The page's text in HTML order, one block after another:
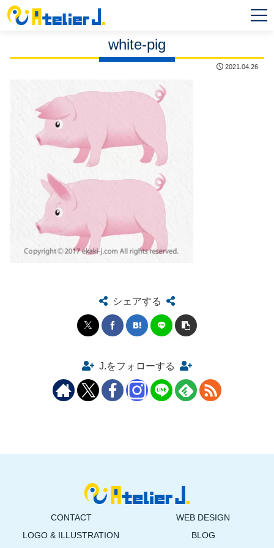
white-pig
2021.04.26
シェアする
J.をフォローする
CONTACT
WEB DESIGN
LOGO & ILLUSTRATION
BLOG